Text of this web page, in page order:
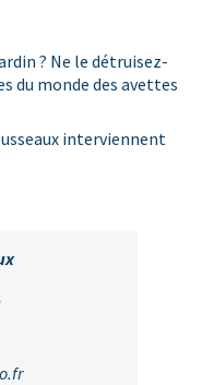
? Ne le détruisez-
du monde des avettes
interviennent